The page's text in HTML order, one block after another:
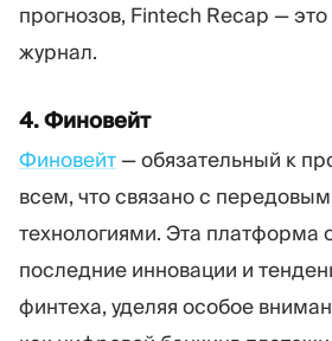
прогнозов, Fintech Recap —
журнал.
4. Финовейт
Финовейт — обязательный к
всем, что связано с
технологиями. Эта платформа
последние инновации и
финтеха, уделяя особое